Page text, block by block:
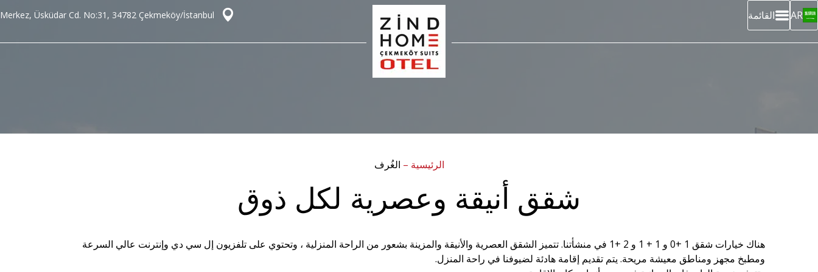
AR القائمة Merkez, Üsküdar Cd. No:31, 34782 Çekmeköy/İstanbul
الرئيسية – الغُرف
شقق أنيقة وعصرية لكل ذوق
هناك خيارات شقق 1 +0 و 1 + 1 و 2 +1 في منشأتنا. تتميز الشقق العصرية والأنيقة والمزينة بشعور من الراحة المنزلية ، وتحتوي على تلفزيون إل سي دي وإنترنت عالي السرعة
ومطبخ مجهز ومناطق معيشة مريحة. يتم تقديم إقامة هادئة لضيوفنا في راحة المنزل.